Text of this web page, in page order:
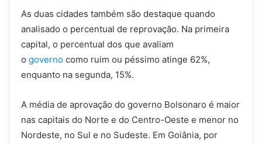
As duas cidades também são destaque quando
analisado o percentual de reprovação. Na primeira
capital, o percentual dos que avaliam
o governo como ruim ou péssimo atinge 62%,
enquanto na segunda, 15%.
A média de aprovação do governo Bolsonaro é maior
nas capitais do Norte e do Centro-Oeste e menor no
Nordeste, no Sul e no Sudeste. Em Goiânia, por